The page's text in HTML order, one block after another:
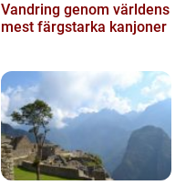
Vandring genom världens
mest färgstarka kanjoner